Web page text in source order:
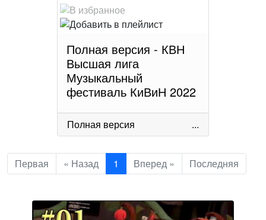
Полная версия - КВН
Высшая лига
Музыкальный
фестиваль КиВиН 2022
Полная версия ...
Первая « Назад 1 Вперед » Последняя